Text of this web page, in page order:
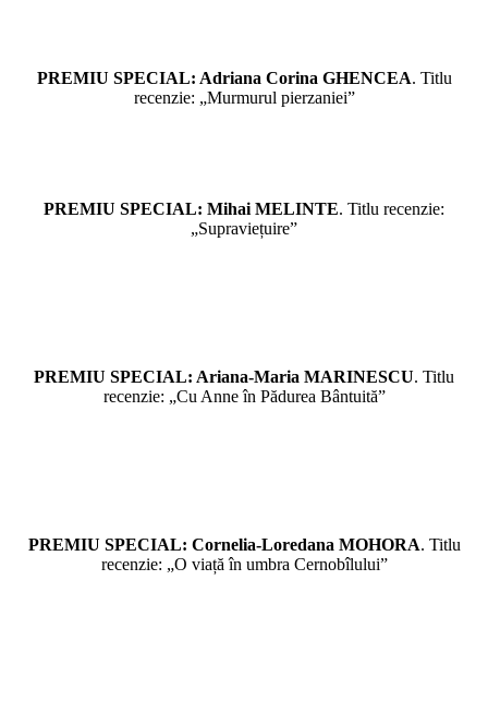
PREMIU SPECIAL: Adriana Corina GHENCEA. Titlu
recenzie: „Murmurul pierzaniei”
PREMIU SPECIAL: Mihai MELINTE. Titlu recenzie:
„Supraviețuire”
PREMIU SPECIAL: Ariana-Maria MARINESCU. Titlu
recenzie: „Cu Anne în Pădurea Bântuită”
PREMIU SPECIAL: Cornelia-Loredana MOHORA. Titlu
recenzie: „O viață în umbra Cernobîlului”